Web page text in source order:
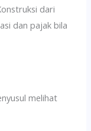
dari
dan pajak bila
melihat